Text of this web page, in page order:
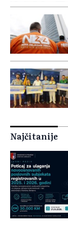
Najčitanije